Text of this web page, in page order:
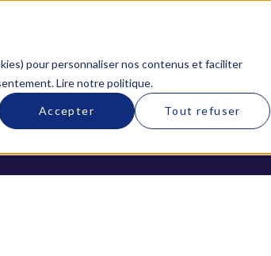
pour personnaliser nos contenus et faciliter
Lire notre politique.
Accepter Tout refuser